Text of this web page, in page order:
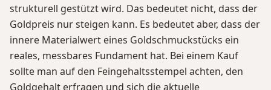
strukturell gestützt wird. Das bedeutet nicht, dass der
Goldpreis nur steigen kann. Es bedeutet aber, dass der
innere Materialwert eines Goldschmuckstücks ein
reales, messbares Fundament hat. Bei einem Kauf
sollte man auf den Feingehaltsstempel achten, den
Goldgehalt erfragen und sich die aktuelle